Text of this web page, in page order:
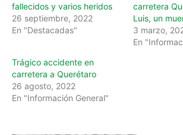
fallecidos y varios heridos
26 septiembre, 2022
En "Destacadas"
carretera
Luis, un
3 marzo,
En
Trágico accidente en
carretera a Querétaro
26 agosto, 2022
En "Información General"